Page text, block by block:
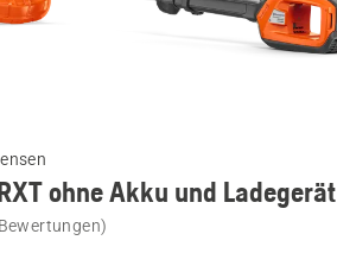
ohne Akku und Ladegerät